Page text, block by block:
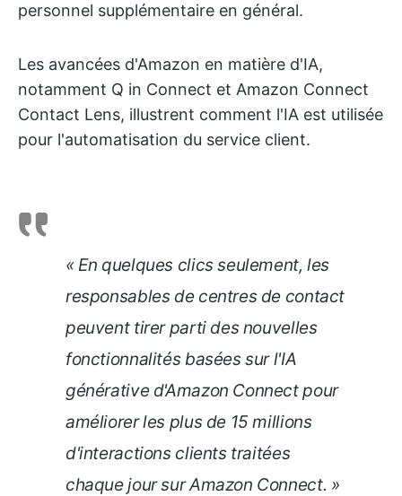
personnel supplémentaire en général.
Les avancées d'Amazon en matière d'IA,
notamment Q in Connect et Amazon Connect
Contact Lens, illustrent comment l'IA est utilisée
pour l'automatisation du service client.
« En quelques clics seulement, les
responsables de centres de contact
peuvent tirer parti des nouvelles
fonctionnalités basées sur l'IA
générative d'Amazon Connect pour
améliorer les plus de 15 millions
d'interactions clients traitées
chaque jour sur Amazon Connect. »